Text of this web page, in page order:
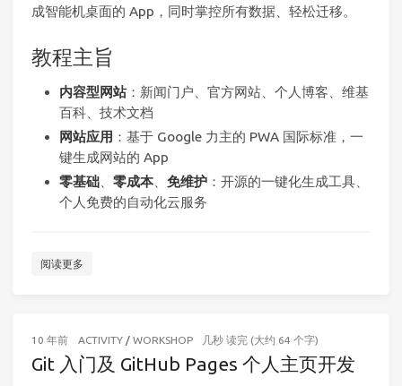
成智能机桌面的 App，同时掌控所有数据、轻松迁移。
教程主旨
内容型网站：新闻门户、官方网站、个人博客、维基
百科、技术文档
网站应用 ：基于 Google 力主的 PWA 国际标准，一
键生成网站的 App
零基础、 零成本、 免维护：开源的一键化生成工具、
个人免费的自动化云服务
阅读更多
10 年前 ACTIVITY/ WORKSHOP 几秒 读完 (大约 64 个字)
Git 入门及 GitHub Pages 个人主页开发